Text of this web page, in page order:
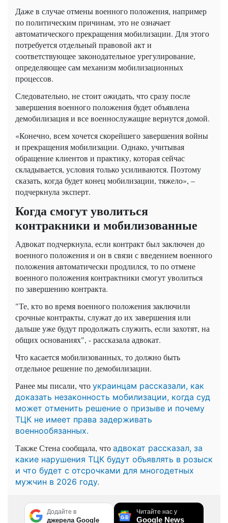
Даже в случае отмены военного положения, например
по политическим причинам, это не означает
автоматического прекращения мобилизации. Для этого
потребуется отдельный правовой акт и
соответствующее законодательное урегулирование,
определяющее сам механизм мобилизационных
процессов.
Следовательно, не стоит ожидать, что сразу после
завершения военного положения будет объявлена ​​
демобилизация и все военнослужащие вернутся домой.
«Конечно, всем хочется скорейшего завершения войны
и прекращения мобилизации. Однако, учитывая
обращение клиентов и практику, которая сейчас
складывается, условия только усиливаются. Поэтому
сказать, когда будет конец мобилизации, тяжело», –
подчеркнула эксперт.
Когда смогут уволиться
контракники и мобилизованные
Адвокат подчеркнула, если контракт был заключен до
военного положения и он в связи с введением военного
положения автоматически продлился, то по отмене
военного положения контрактники смогут уволиться
по завершению контракта.
"Те, кто во время военного положения заключили
срочные контракты, служат до их завершения или
дальше уже будут продолжать служить, если захотят, на
общих основаниях", - рассказала адвокат.
Что касается мобилизованных, то должно быть
отдельное решение по демобилизации.
Ранее мы писали, что украинцам рассказали, как
доказать незаконность мобилизации, когда суд
может отменить решение о призыве и почему
ТЦК не имеет права задерживать
военнообязанных.
Также Стена сообщала, что адвокат рассказал, за
какие нарушения ТЦК будут объявлять в розыск
и что будет с отсрочками для многодетных
мужчин в 2026 году.
Додайте в
джерела Google
Читайте нас у
Google News